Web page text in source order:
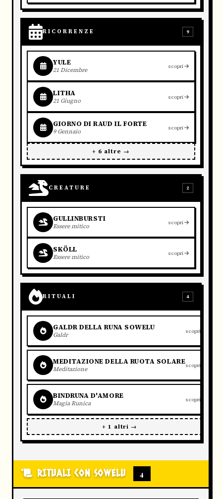
RICORRENZE 9
YULE
21 Dicembre scopri
LITHA
21 Giugno scopri
GIORNO DI RAUD IL FORTE
9 Gennaio scopri
+ 6 altre →
CREATURE 2
GULLINBURSTI
Essere mitico scopri
SKÖLL
Essere mitico scopri
RITUALI 4
GALDR DELLA RUNA SOWELU
Galdr scopri
MEDITAZIONE DELLA RUOTA SOLARE
Meditazione scopri
BINDRUNA D'AMORE
Magia Runica scopri
+ 1 altri →
RITUALI CON SOWELU 4